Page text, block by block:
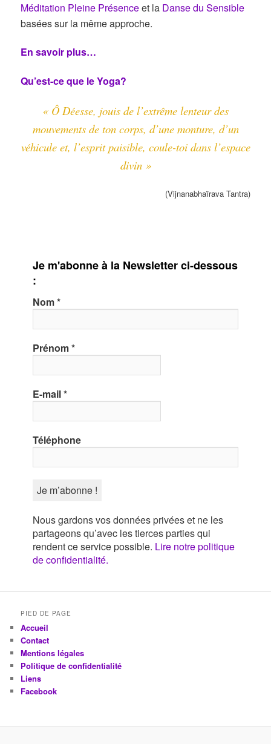
Méditation Pleine Présenceet la Danse du Sensible
basées sur la même approche.
En savoir plus…
Qu’est-ce que le Yoga?
« Ô Déesse, jouis de l’extrême lenteur des
mouvements de ton corps, d’une monture, d’un
véhicule et, l’esprit paisible, coule-toi dans l’espace
divin »
(Vijnanabhaïrava Tantra)
Je m'abonne à la Newsletter ci-dessous
:
Nom*
Prénom*
E-mail*
Téléphone
Nous gardons vos données privées et ne les
partageons qu’avec les tierces parties qui
rendent ce service possible. Lire notre politique
de confidentialité.
PIED DE PAGE
Accueil
Contact
Mentions légales
Politique de confidentialité
Liens
Facebook